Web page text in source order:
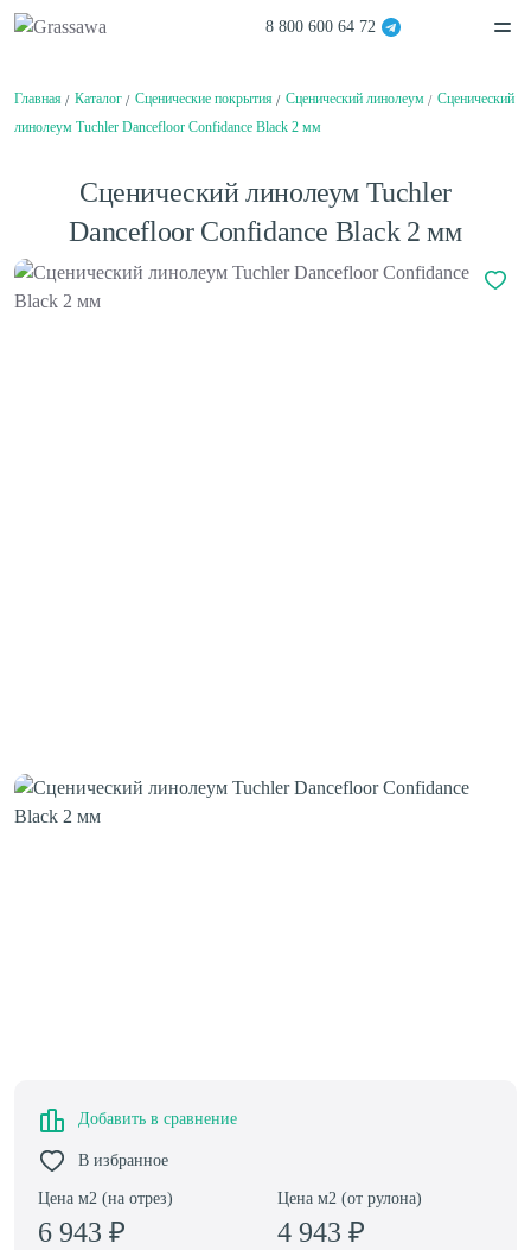
8 800 600 64 72
О компании
О компании
Вакансии
Проекты
Спортивная
Декоративная
Цветная
Сценический линолеум
Главная Каталог Сценические покрытия Сценический линолеум
Сценический
линолеум Tuchler Dancefloor Confidance Black 2 мм
Сценический линолеум Tuchler
Dancefloor Confidance Black 2 мм
Цена м2 (на отрез)
6 943 ₽
Цена м2 (от рулона)
4 943 ₽
Добавить в сравнение
В избранное